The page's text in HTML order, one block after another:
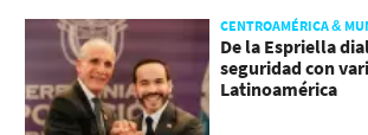
CENTROAMÉRICA &
De la Espriella
seguridad con
Latinoamérica